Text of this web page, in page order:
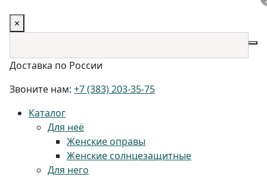
×
Доставка по России
Звоните нам: +7 (383) 203-35-75
Каталог
Для неё
Женские оправы
Женские солнцезащитные
Для него